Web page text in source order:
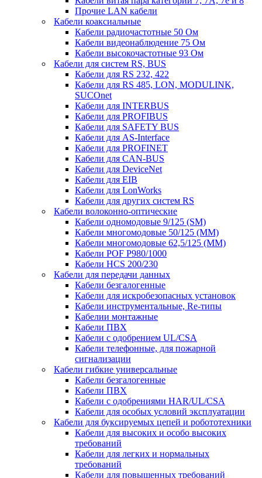
Прочие LAN кабели
Кабели коаксиальные
Кабели радиочастотные 50 Ом
Кабели видеонаблюдение 75 Ом
Кабели высокочастотные 93 Ом
Кабели для систем RS, BUS
Кабели для RS 232, 422
Кабели для RS 485, LON, MODULINK,
SUCOnet
Кабели для INTERBUS
Кабели для PROFIBUS
Кабели для SAFETY BUS
Кабели для AS-Interface
Кабели для PROFINET
Кабели для CAN-BUS
Кабели для DeviceNet
Кабели для EIB
Кабели для LonWorks
Кабели для других систем RS
Кабели волоконно-оптические
Кабели одномодовые 9/125 (SM)
Кабели многомодовые 50/125 (ММ)
Кабели многомодовые 62,5/125 (ММ)
Кабели POF P980/1000
Кабели HCS 200/230
Кабели для передачи данных
Кабели безгалогенные
Кабели для искробезопасных установок
Кабели инструментальные, Re-типы
Кабелии монтажные
Кабели ПВХ
Кабели с одобрением UL/CSA
Кабели телефонные, для пожарной
сигнализации
Кабели гибкие универсальные
Кабели безгалогенные
Кабели ПВХ
Кабели с одобрениями HAR/UL/CSA
Кабели для особых условий эксплуатации
Кабели для буксируемых цепей и робототехники
Кабели для высоких и особо высоких
требований
Кабели для легких и нормальных
требований
Кабели для повышенных требований